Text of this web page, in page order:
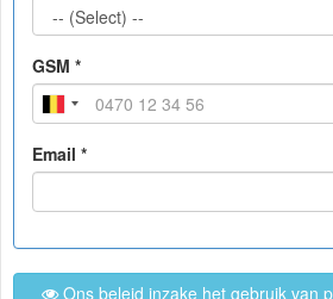
GSM *
Email *
Ons beleid inzake het gebruik van